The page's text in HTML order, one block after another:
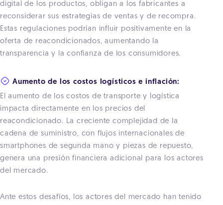
digital de los productos, obligan a los fabricantes a
reconsiderar sus estrategias de ventas y de recompra.
Estas regulaciones podrían influir positivamente en la
oferta de reacondicionados, aumentando la
transparencia y la confianza de los consumidores.
Aumento de los costos logísticos e inflación:
El aumento de los costos de transporte y logística
impacta directamente en los precios del
reacondicionado. La creciente complejidad de la
cadena de suministro, con flujos internacionales de
smartphones de segunda mano y piezas de repuesto,
genera una presión financiera adicional para los actores
del mercado.
Ante estos desafíos, los actores del mercado han tenido